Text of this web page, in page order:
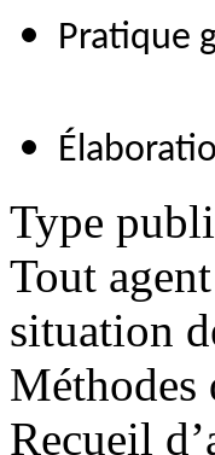
Pratique
Type
Tout
situation
Méthodes
Recueil